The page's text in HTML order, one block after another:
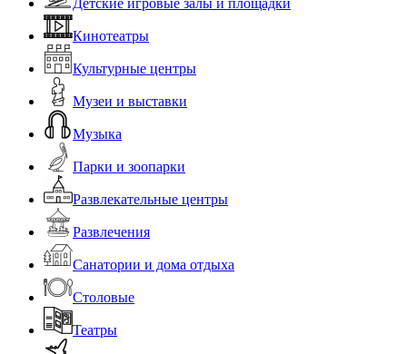
Детские игровые залы и площадки
Кинотеатры
Культурные центры
Музеи и выставки
Музыка
Парки и зоопарки
Развлекательные центры
Развлечения
Санатории и дома отдыха
Столовые
Театры